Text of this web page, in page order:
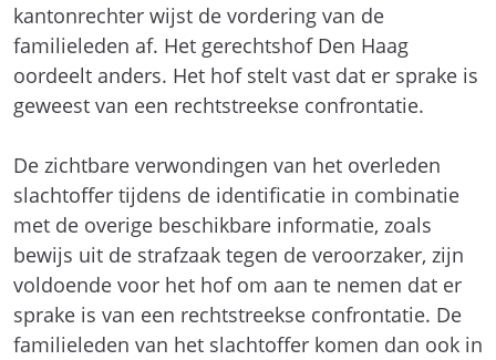
kantonrechter wijst de vordering van de
familieleden af. Het gerechtshof Den Haag
oordeelt anders. Het hof stelt vast dat er sprake is
geweest van een rechtstreekse confrontatie.
De zichtbare verwondingen van het overleden
slachtoffer tijdens de identificatie in combinatie
met de overige beschikbare informatie, zoals
bewijs uit de strafzaak tegen de veroorzaker, zijn
voldoende voor het hof om aan te nemen dat er
sprake is van een rechtstreekse confrontatie. De
familieleden van het slachtoffer komen dan ook in